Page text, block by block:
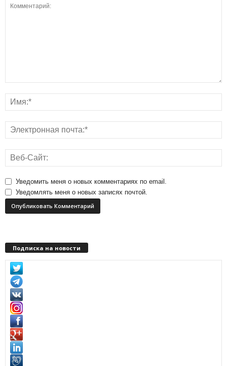
Уведомить меня о новых комментариях по email.
Уведомлять меня о новых записях почтой.
Подписка на новости